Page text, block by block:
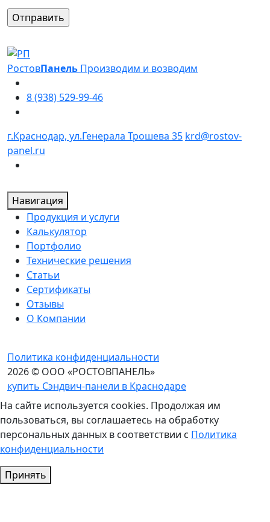
Оставьте это поле пустым.
РостовПанель Производим и возводим
8 (938) 529-99-46
г.Краснодар, ул.Генерала Трошева 35 krd@rostov-
panel.ru
Навигация
Продукция и услуги
Калькулятор
Портфолио
Технические решения
Статьи
Сертификаты
Отзывы
О Компании
2026 © ООО «РОСТОВПАНЕЛЬ»
купить Сэндвич-панели в Краснодаре
Политика конфиденциальности
На сайте используется cookies. Продолжая им
пользоваться, вы соглашаетесь на обработку
персональных данных в соответствии с Политика
конфиденциальности
Принять